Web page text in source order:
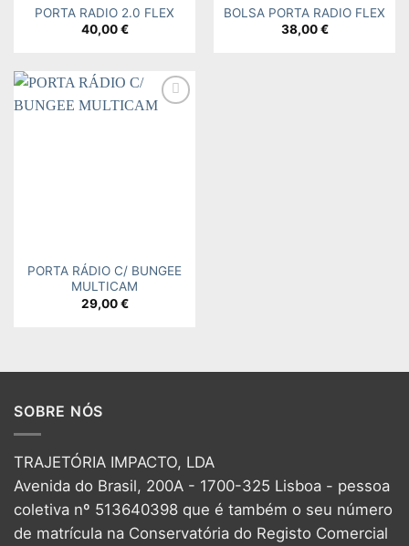
PORTA RADIO 2.0 FLEX
40,00€
BOLSA PORTA RADIO FLEX
38,00€
PORTA RÁDIO C/ BUNGEE
MULTICAM
29,00€
SOBRE NÓS
TRAJETÓRIA IMPACTO, LDA
Avenida do Brasil, 200A - 1700-325 Lisboa - pessoa
coletiva nº 513640398 que é também o seu número
de matrícula na Conservatória do Registo Comercial